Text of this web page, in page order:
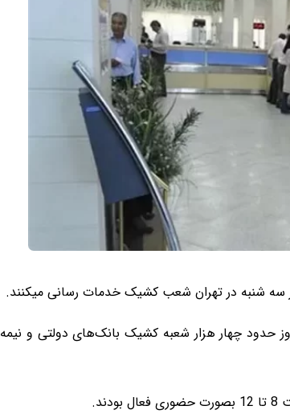
شنبه در تهران شعب کشیک خدمات رسانی میکنند.
حدود چهار هزار شعبه کشیک بانک‌های دولتی و نیمه